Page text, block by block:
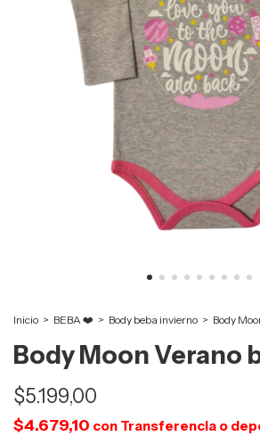
Inicio > BEBA ❤️ > Body beba invierno > Body
Body Moon Verano
$5.199,00
$4.679,10 con Transferencia o